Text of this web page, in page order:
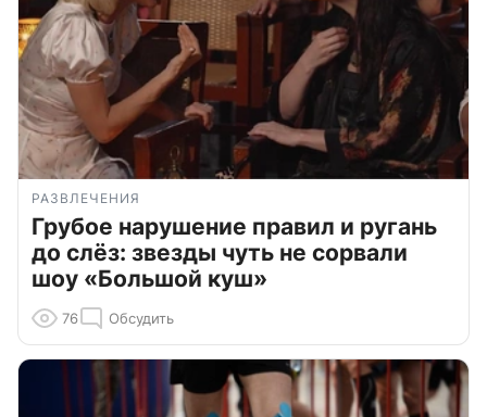
РАЗВЛЕЧЕНИЯ
Грубое нарушение правил и ругань
до слёз: звезды чуть не сорвали
шоу «Большой куш»
76 Обсудить